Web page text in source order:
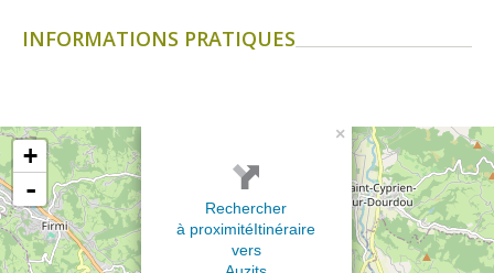
INFORMATIONS PRATIQUES
×
Rechercher
à proximitéItinéraire
vers
+
-